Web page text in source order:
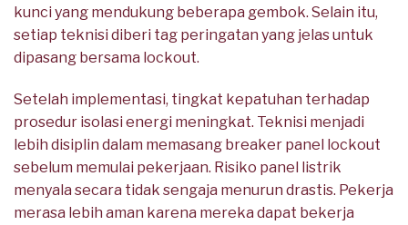
kunci yang mendukung beberapa gembok. Selain itu,
setiap teknisi diberi tag peringatan yang jelas untuk
dipasang bersama lockout.
Setelah implementasi, tingkat kepatuhan terhadap
prosedur isolasi energi meningkat. Teknisi menjadi
lebih disiplin dalam memasang breaker panel lockout
sebelum memulai pekerjaan. Risiko panel listrik
menyala secara tidak sengaja menurun drastis. Pekerja
merasa lebih aman karena mereka dapat bekerja